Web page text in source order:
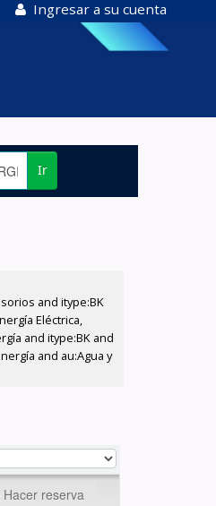
Ingresar a su cuenta
Ir
and itype:BK
Eléctrica,
and itype:BK and
and au:Agua y
Hacer reserva